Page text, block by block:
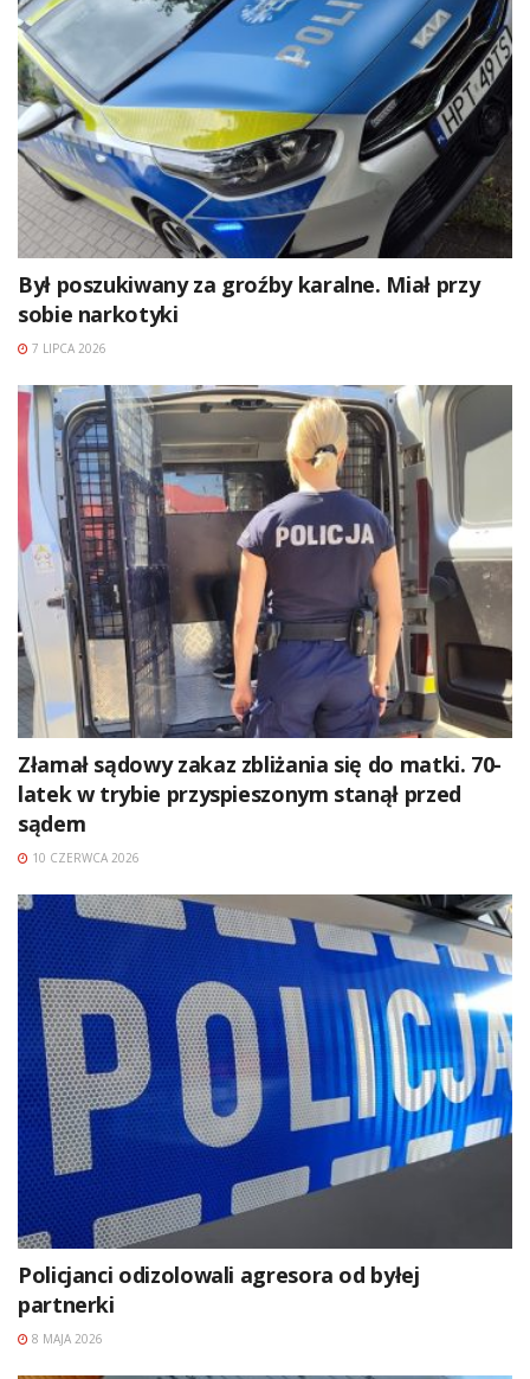
Był poszukiwany za groźby karalne. Miał przy
sobie narkotyki
7 LIPCA 2026
Złamał sądowy zakaz zbliżania się do matki. 70-
latek w trybie przyspieszonym stanął przed
sądem
10 CZERWCA 2026
Policjanci odizolowali agresora od byłej
partnerki
8 MAJA 2026